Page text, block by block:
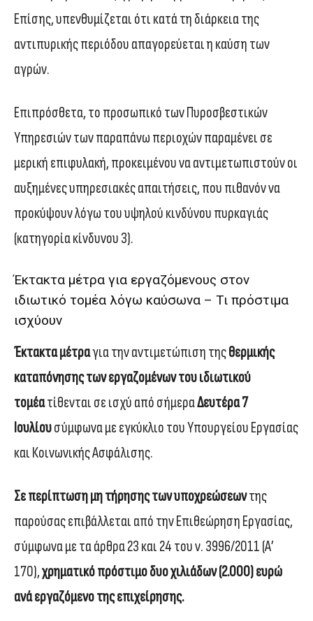
Επίσης, υπενθυμίζεται ότι κατά τη διάρκεια της
αντιπυρικής περιόδου απαγορεύεται η καύση των
αγρών.
Επιπρόσθετα, το προσωπικό των Πυροσβεστικών
Υπηρεσιών των παραπάνω περιοχών παραμένει σε
μερική επιφυλακή, προκειμένου να αντιμετωπιστούν οι
αυξημένες υπηρεσιακές απαιτήσεις, που πιθανόν να
προκύψουν λόγω του υψηλού κινδύνου πυρκαγιάς
(κατηγορία κίνδυνου 3).
Έκτακτα μέτρα για εργαζόμενους στον
ιδιωτικό τομέα λόγω καύσωνα – Τι πρόστιμα
ισχύουν
Έκτακτα μέτραγια την αντιμετώπιση τηςθερμικής
καταπόνησης των εργαζομένων του ιδιωτικού
τομέατίθενται σε ισχύ από σήμεραΔευτέρα 7
Ιουλίουσύμφωνα με εγκύκλιο του Υπουργείου Εργασίας
και Κοινωνικής Ασφάλισης.
Σε περίπτωση μη τήρησης των υποχρεώσεωντης
παρούσας επιβάλλεται από την Επιθεώρηση Εργασίας,
σύμφωνα με τα άρθρα 23 και 24 του ν. 3996/2011 (Α’
170),χρηματικό πρόστιμο δυο χιλιάδων (2.000) ευρώ
ανά εργαζόμενο της επιχείρησης.